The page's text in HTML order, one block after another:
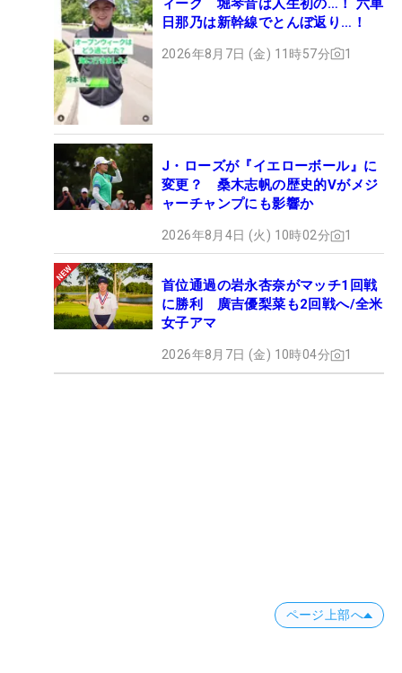
ィーク 堀琴音は人生初の…！ 六車
日那乃は新幹線でとんぼ返り…！
2026年8月7日 (金) 11時57分 1
J・ローズが『イエローボール』に
変更？ 桑木志帆の歴史的Vがメジ
ャーチャンプにも影響か
2026年8月4日 (火) 10時02分 1
首位通過の岩永杏奈がマッチ1回戦
に勝利 廣吉優梨菜も2回戦へ/全米
女子アマ
2026年8月7日 (金) 10時04分 1
ページ上部へ